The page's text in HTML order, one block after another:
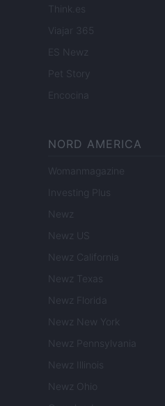
Think.es
Viajar 365
ES Newz
Pet Story
Encocina
NORD AMERICA
Womanmagazine
Investing Plus
Newz
Newz US
Newz California
Newz Texas
Newz Florida
Newz New York
Newz Pennsylvania
Newz Illinois
Newz Ohio